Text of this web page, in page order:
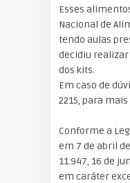
Esses
Nacional de
tendo aulas
decidiu
dos kits.
Em caso de
2215, para
Conforme a
em 7 de abril
11.947, 16 de
em caráter